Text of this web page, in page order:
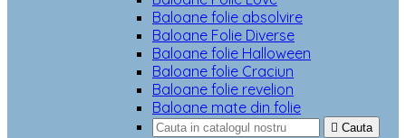
Baloane folie absolvire
Baloane Folie Diverse
Baloane folie Halloween
Baloane folie Craciun
Baloane folie revelion
Baloane mate din folie
 Cauta